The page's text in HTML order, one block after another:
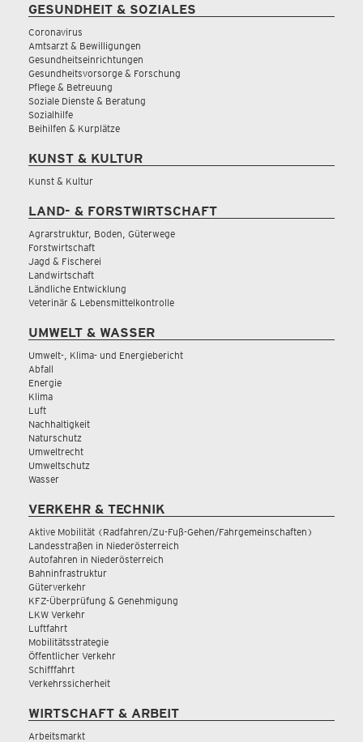
GESUNDHEIT & SOZIALES
Coronavirus
Amtsarzt & Bewilligungen
Gesundheitseinrichtungen
Gesundheitsvorsorge & Forschung
Pflege & Betreuung
Soziale Dienste & Beratung
Sozialhilfe
Beihilfen & Kurplätze
KUNST & KULTUR
Kunst & Kultur
LAND- & FORSTWIRTSCHAFT
Agrarstruktur, Boden, Güterwege
Forstwirtschaft
Jagd & Fischerei
Landwirtschaft
Ländliche Entwicklung
Veterinär & Lebensmittelkontrolle
UMWELT & WASSER
Umwelt-, Klima- und Energiebericht
Abfall
Energie
Klima
Luft
Nachhaltigkeit
Naturschutz
Umweltrecht
Umweltschutz
Wasser
VERKEHR & TECHNIK
Aktive Mobilität (Radfahren/Zu-Fuß-Gehen/Fahrgemeinschaften)
Landesstraßen in Niederösterreich
Autofahren in Niederösterreich
Bahninfrastruktur
Güterverkehr
KFZ-Überprüfung & Genehmigung
LKW Verkehr
Luftfahrt
Mobilitätsstrategie
Öffentlicher Verkehr
Schifffahrt
Verkehrssicherheit
WIRTSCHAFT & ARBEIT
Arbeitsmarkt